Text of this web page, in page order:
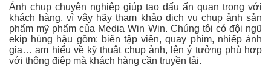
Ảnh chụp chuyên nghiệp giúp tạo dấu ấn quan trọng với
khách hàng, vì vậy hãy tham khảo dịch vụ chụp ảnh sản
phẩm mỹ phẩm của Media Win Win. Chúng tôi có đội ngũ
ekip hùng hậu gồm: biên tập viên, quay phim, nhiếp ảnh
gia… am hiểu về kỹ thuật chụp ảnh, lên ý tưởng phù hợp
với thông điệp mà khách hàng cần truyền tải.